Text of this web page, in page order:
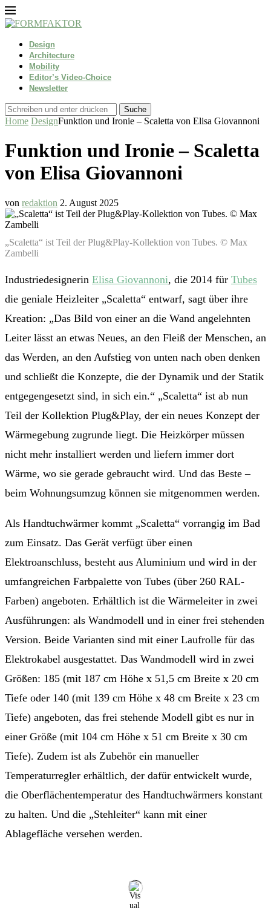
Design
Architecture
Mobility
Editor’s Video-Choice
Newsletter
Suche
Home DesignFunktion und Ironie – Scaletta von Elisa Giovannoni
Funktion und Ironie – Scaletta
von Elisa Giovannoni
von redaktion 2. August 2025
„Scaletta“ ist Teil der Plug&Play-Kollektion von Tubes. © Max
Zambelli
Industriedesignerin Elisa Giovannoni, die 2014 für Tubes
die geniale Heizleiter „Scaletta“ entwarf, sagt über ihre
Kreation: „Das Bild von einer an die Wand angelehnten
Leiter lässt an etwas Neues, an den Fleiß der Menschen, an
das Werden, an den Aufstieg von unten nach oben denken
und schließt die Konzepte, die der Dynamik und der Statik
entgegengesetzt sind, in sich ein.“ „Scaletta“ ist ab nun
Teil der Kollektion Plug&Play, der ein neues Konzept der
Wärmegebung zugrunde liegt. Die Heizkörper müssen
nicht mehr installiert werden und liefern immer dort
Wärme, wo sie gerade gebraucht wird. Und das Beste –
beim Wohnungsumzug können sie mitgenommen werden.
Als Handtuchwärmer kommt „Scaletta“ vorrangig im Bad
zum Einsatz. Das Gerät verfügt über einen
Elektroanschluss, besteht aus Aluminium und wird in der
umfangreichen Farbpalette von Tubes (über 260 RAL-
Farben) angeboten. Erhältlich ist die Wärmeleiter in zwei
Ausführungen: als Wandmodell und in einer frei stehenden
Version. Beide Varianten sind mit einer Laufrolle für das
Elektrokabel ausgestattet. Das Wandmodell wird in zwei
Größen: 185 (mit 187 cm Höhe x 51,5 cm Breite x 20 cm
Tiefe oder 140 (mit 139 cm Höhe x 48 cm Breite x 23 cm
Tiefe) angeboten, das frei stehende Modell gibt es nur in
einer Größe (mit 104 cm Höhe x 51 cm Breite x 30 cm
Tiefe). Zudem ist als Zubehör ein manueller
Temperaturregler erhältlich, der dafür entwickelt wurde,
die Oberflächentemperatur des Handtuchwärmers konstant
zu halten. Und die „Stehleiter“ kann mit einer
Ablagefläche versehen werden.